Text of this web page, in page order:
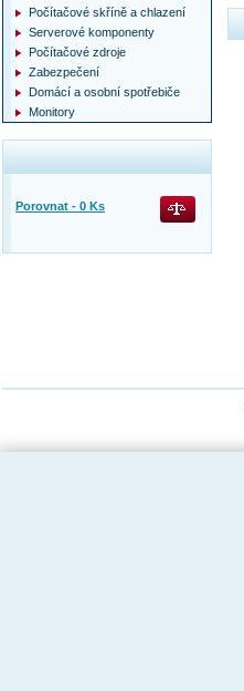
Počítačové skříně a chlazení
Serverové komponenty
Počítačové zdroje
Zabezpečení
Domácí a osobní spotřebiče
Monitory
Porovnat - 0 Ks